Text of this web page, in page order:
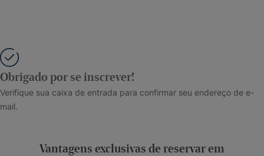
Obrigado por se inscrever!
Verifique sua caixa de entrada para confirmar seu endereço de e-
mail.
Vantagens exclusivas de reservar em